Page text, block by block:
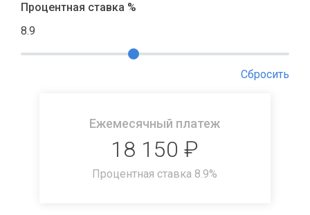
Процентная ставка %
8.9
Сбросить
Ежемесячный платеж
18 150 ₽
Процентная ставка 8.9%